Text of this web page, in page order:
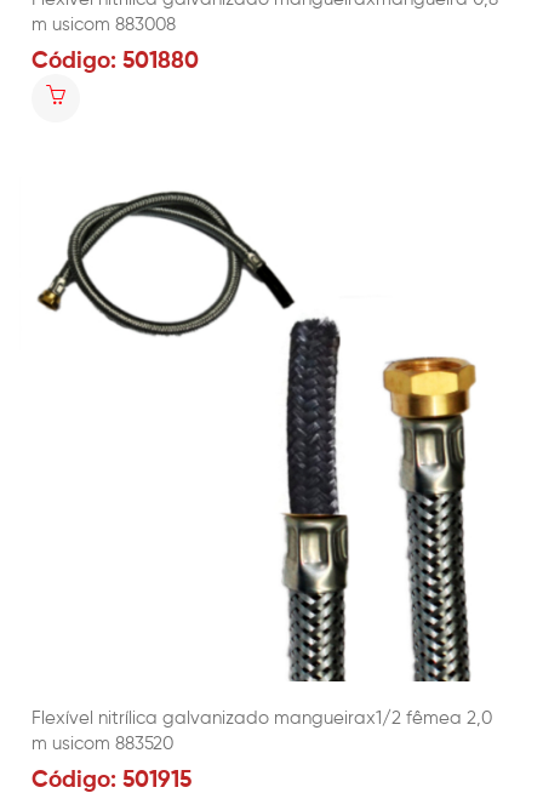
m usicom 883008
Código: 501880
Flexível nitrílica galvanizado mangueirax1/2 fêmea 2,0
m usicom 883520
Código: 501915